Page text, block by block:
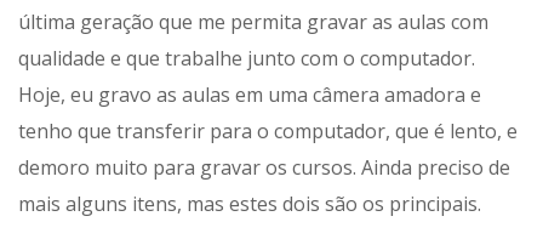
última geração que me permita gravar as aulas com
qualidade e que trabalhe junto com o computador.
Hoje, eu gravo as aulas em uma câmera amadora e
tenho que transferir para o computador, que é lento, e
demoro muito para gravar os cursos. Ainda preciso de
mais alguns itens, mas estes dois são os principais.